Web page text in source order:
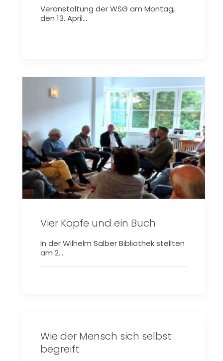
Veranstaltung der WSG am Montag,
den 13. April…
Vier Köpfe und ein Buch
In der Wilhelm Salber Bibliothek stellten
am 2.…
Wie der Mensch sich selbst
begreift